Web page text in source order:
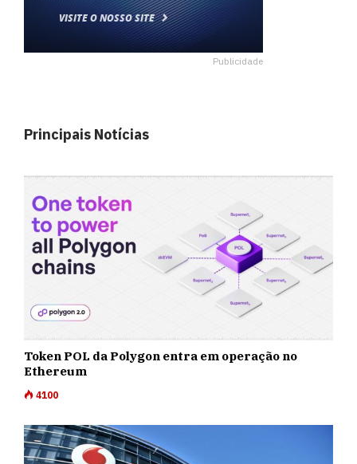
Publicidade
Principais Notícias
Token POL da Polygon entra em operação no
Ethereum
4100